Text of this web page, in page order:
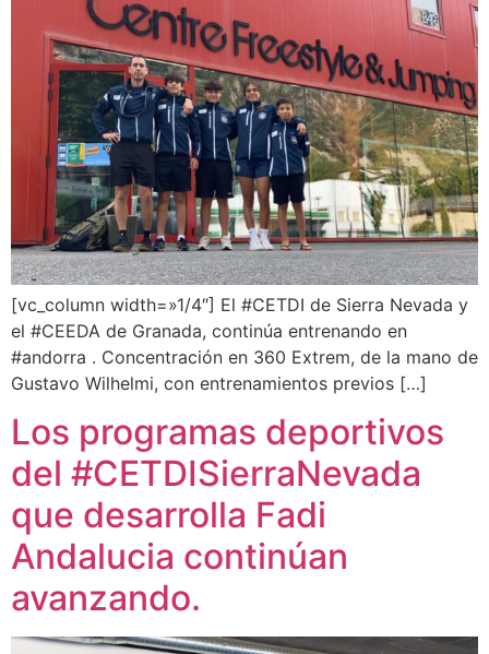
[vc_column width=»1/4″] El #CETDI de Sierra Nevada y
el #CEEDA de Granada, continúa entrenando en
#andorra . Concentración en 360 Extrem, de la mano de
Gustavo Wilhelmi, con entrenamientos previos […]
Los programas deportivos
del #CETDISierraNevada
que desarrolla Fadi
Andalucia continúan
avanzando.